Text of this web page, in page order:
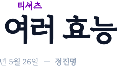
티셔츠
러 효능
5월 26일 — 정진명